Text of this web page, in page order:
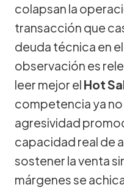
colapsan la
transacción que
deuda técnica en
observación es
leer mejor el Hot
competencia ya no
agresividad
capacidad real de
sostener la venta
márgenes se